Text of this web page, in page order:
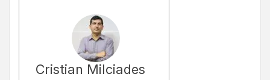
Cristian Milciades